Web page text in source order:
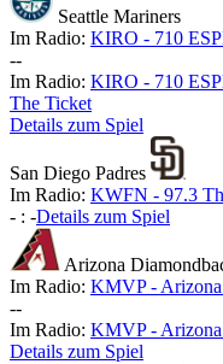
Seattle Mariners
Im Radio: KIRO - 710
--
Im Radio: KIRO - 710
The Ticket
Details zum Spiel
San Diego Padres
Im Radio: KWFN - 97.3
- : -Details zum Spiel
Arizona
Im Radio: KMVP -
--
Im Radio: KMVP -
Details zum Spiel